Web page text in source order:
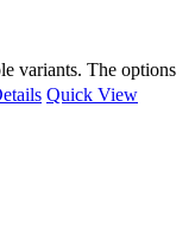
variants. The options
Quick View